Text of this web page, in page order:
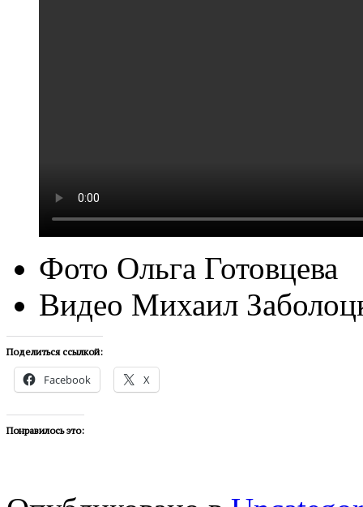
Фото Ольга Готовцева
Видео Михаил
Поделиться ссылкой:
Facebook X
Понравилось это: